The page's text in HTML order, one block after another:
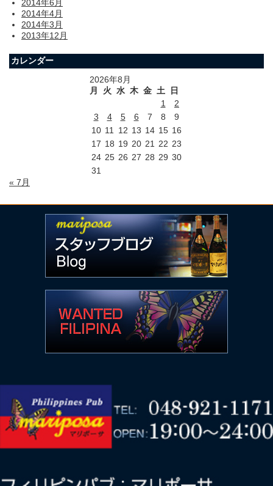
2014年6月
2014年4月
2014年3月
2013年12月
カレンダー
2026年8月
月
火 水 木 金 土
日
1
2
3
4 5 6 7 8
9
10 11 12 13 14 15 16
17 18 19 20 21 22 23
24 25 26 27 28 29 30
31
« 7月